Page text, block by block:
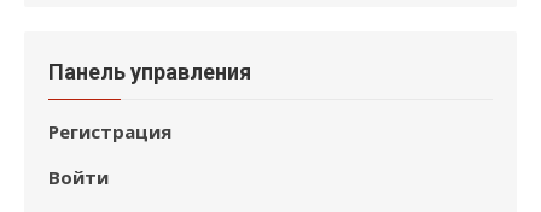
Панель управления
Регистрация
Войти